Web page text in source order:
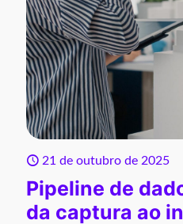
21 de outubro de 2025
Pipeline de
da captura ao